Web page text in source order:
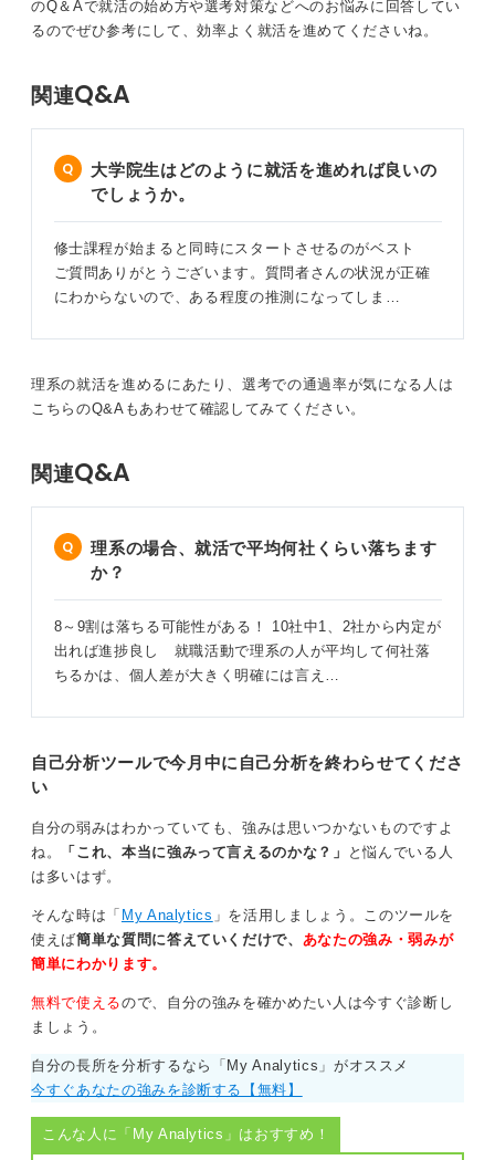
のQ＆Aで就活の始め方や選考対策などへのお悩みに回答してい
るのでぜひ参考にして、効率よく就活を進めてくださいね。
関連Q&A
大学院生はどのように就活を進めれば良いの
でしょうか。
修士課程が始まると同時にスタートさせるのがベスト
ご質問ありがとうございます。質問者さんの状況が正確
にわからないので、ある程度の推測になってしま…
理系の就活を進めるにあたり、選考での通過率が気になる人は
こちらのQ&Aもあわせて確認してみてください。
関連Q&A
理系の場合、就活で平均何社くらい落ちます
か？
8～9割は落ちる可能性がある！ 10社中1、2社から内定が
出れば進捗良し 就職活動で理系の人が平均して何社落
ちるかは、個人差が大きく明確には言え…
自己分析ツールで今月中に自己分析を終わらせてくださ
い
自分の弱みはわかっていても、強みは思いつかないものですよ
ね。
「これ、本当に強みって言えるのかな？」
と悩んでいる人
は多いはず。
そんな時は「 My Analytics 」を活用しましょう。このツールを
使えば簡単な質問に答えていくだけで、 あなたの強み・弱みが
簡単にわかります。
無料で使えるので、自分の強みを確かめたい人は今すぐ診断し
ましょう。
自分の長所を分析するなら「My Analytics」がオススメ
今すぐあなたの強みを診断する【無料】
こんな人に「My Analytics」はおすすめ！